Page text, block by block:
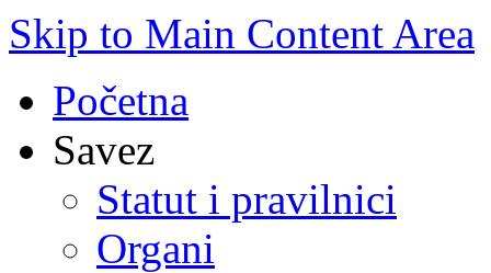
Skip to Main Content Area
Početna
Savez
Statut i pravilnici
Organi